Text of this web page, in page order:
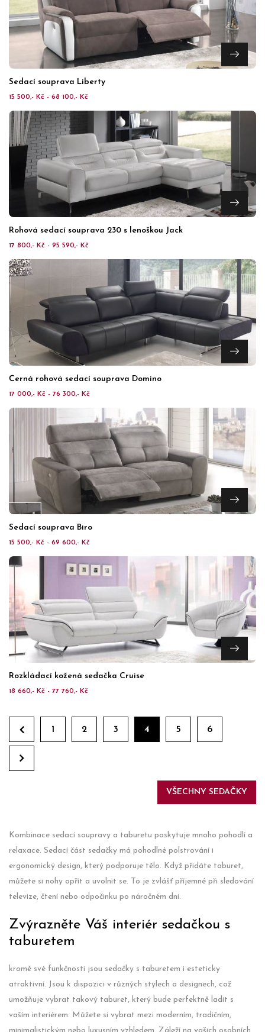
Sedací souprava Liberty
15 500,- Kč - 68 100,- Kč
Rohová sedací souprava 230 s lenoškou Jack
17 800,- Kč - 95 590,- Kč
Černá rohová sedací souprava Domino
17 000,- Kč - 76 300,- Kč
Sedací souprava Biro
15 500,- Kč - 69 600,- Kč
Rozkládací kožená sedačka Cruise
18 660,- Kč - 77 760,- Kč
1 2 3 4 5 6
VŠECHNY SEDAČKY
Kombinace sedací soupravy a taburetu poskytuje mnoho pohodlí a
relaxace. Sedací část sedačky má pohodlné polstrování i
ergonomický design, který podporuje tělo. Když přidáte taburet,
můžete si nohy opřít a uvolnit se. To je zvlášť příjemné při sledování
televize, čtení nebo odpočinku po náročném dni.
Zvýrazněte Váš interiér sedačkou s
taburetem
kromě své funkčnosti jsou sedačky s taburetem i esteticky
atraktivní. Jsou k dispozici v různých stylech a designech, což
umožňuje vybrat takový taburet, který bude perfektně ladit s
vaším interiérem. Můžete si vybrat mezi moderním, tradičním,